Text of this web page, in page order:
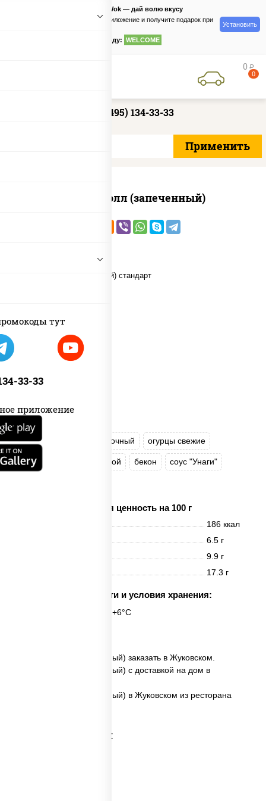
тут
33-33
приложение
PizzaSushiWok — дай волю вкусу
Скачайте приложение и получите подарок при
по промокоду: WELCOME
Установить
0 руб
0
+7 (495) 134-33-33
Бостон ролл (запеченный)
рис сыр сливочный огурцы свежие
куриная грудка с паприкой бекон соус "Унаги"
Пищевая ценность на 100 г
186 ккал
6.5 г
9.9 г
17.3 г
Срок годности и условия хранения:
6 часов при t° от +2°C до +6°C
✅ Бостон ролл (запеченный) заказать в Жуковском.
✅ Бостон ролл (запеченный) с доставкой на дом в
✅ Бостон ролл (запеченный) в Жуковском из ресторана
Категории товара: